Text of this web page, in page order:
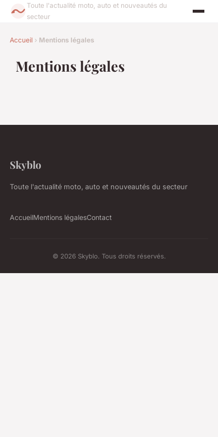
Toute l'actualité moto, auto et nouveautés du
secteur
Accueil › Mentions légales
Mentions légales
Skyblo
Toute l'actualité moto, auto et nouveautés du secteur
AccueilMentions légalesContact
© 2026 Skyblo. Tous droits réservés.